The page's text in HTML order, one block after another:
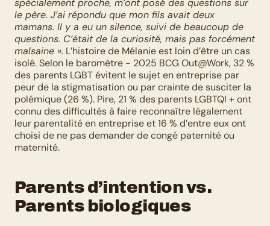
spécialement proche, m’ont posé des questions sur
le père. J’ai répondu que mon fils avait deux
mamans. Il y a eu un silence, suivi de beaucoup de
questions. C’était de la curiosité, mais pas forcément
malsaine ». L’histoire de Mélanie est loin d’être un cas
isolé. Selon le baromètre - 2025 BCG Out@Work, 32 %
des parents LGBT évitent le sujet en entreprise par
peur de la stigmatisation ou par crainte de susciter la
polémique (26 %). Pire, 21 % des parents LGBTQI + ont
connu des difficultés à faire reconnaître légalement
leur parentalité en entreprise et 16 % d’entre eux ont
choisi de ne pas demander de congé paternité ou
maternité.
Parents d’intention vs.
Parents biologiques